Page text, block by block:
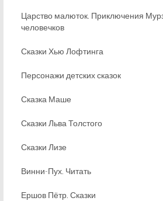
Царство малюток. Приключения
человечков
Сказки Хью Лофтинга
Персонажи детских сказок
Сказка Маше
Сказки Льва Толстого
Сказки Лизе
Винни-Пух. Читать
Ершов Пётр. Сказки